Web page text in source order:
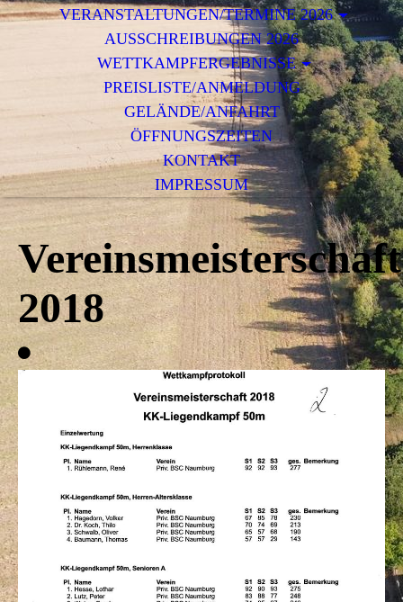
VERANSTALTUNGEN/TERMINE 2026
AUSSCHREIBUNGEN 2026
WETTKAMPFERGEBNISSE
PREISLISTE/ANMELDUNG
GELÄNDE/ANFAHRT
ÖFFNUNGSZEITEN
KONTAKT
IMPRESSUM
2018